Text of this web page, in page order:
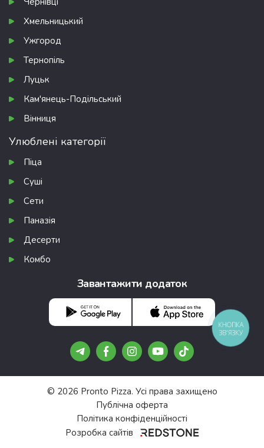
Хмельницький
Ужгород
Тернопіль
Луцьк
Кам'янець-Подільський
Вінниця
Улюблені категорії
Піца
Суші
Сети
Паназія
Десерти
Комбо
Завантажити додаток
© 2026 Pronto Pizza. Усі права захищено
Публічна оферта
Політика конфіденційності
Розробка сайтів
КНОПКА
ЗВ'ЯЗКУ